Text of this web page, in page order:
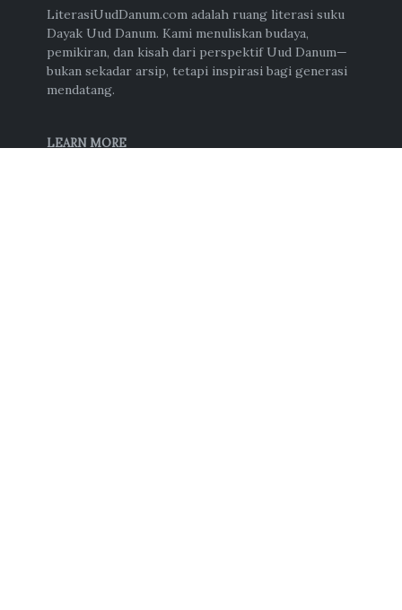
LiterasiUudDanum.com adalah ruang literasi suku
Dayak Uud Danum. Kami menuliskan budaya,
pemikiran, dan kisah dari perspektif Uud Danum—
bukan sekadar arsip, tetapi inspirasi bagi generasi
mendatang.
LEARN MORE